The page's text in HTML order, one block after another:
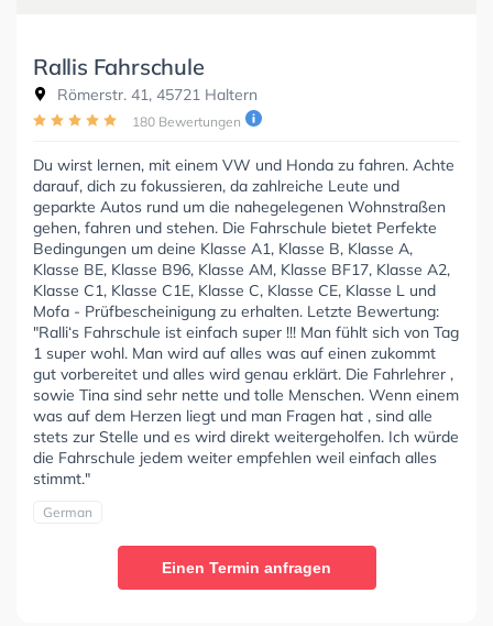
Rallis Fahrschule
Römerstr. 41, 45721 Haltern
180 Bewertungen
Du wirst lernen, mit einem VW und Honda zu fahren. Achte
darauf, dich zu fokussieren, da zahlreiche Leute und
geparkte Autos rund um die nahegelegenen Wohnstraßen
gehen, fahren und stehen. Die Fahrschule bietet Perfekte
Bedingungen um deine Klasse A1, Klasse B, Klasse A,
Klasse BE, Klasse B96, Klasse AM, Klasse BF17, Klasse A2,
Klasse C1, Klasse C1E, Klasse C, Klasse CE, Klasse L und
Mofa - Prüfbescheinigung zu erhalten. Letzte Bewertung:
"Ralli‘s Fahrschule ist einfach super !!! Man fühlt sich von Tag
1 super wohl. Man wird auf alles was auf einen zukommt
gut vorbereitet und alles wird genau erklärt. Die Fahrlehrer ,
sowie Tina sind sehr nette und tolle Menschen. Wenn einem
was auf dem Herzen liegt und man Fragen hat , sind alle
stets zur Stelle und es wird direkt weitergeholfen. Ich würde
die Fahrschule jedem weiter empfehlen weil einfach alles
stimmt."
German
Einen Termin anfragen